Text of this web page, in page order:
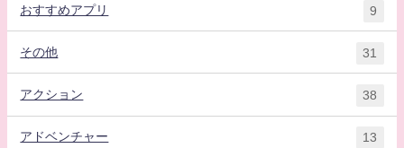
おすすめアプリ 9
その他 31
アクション 38
アドベンチャー 13